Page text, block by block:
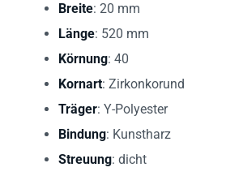
Breite: 20 mm
Länge: 520 mm
Körnung: 40
Kornart: Zirkonkorund
Träger: Y-Polyester
Bindung: Kunstharz
Streuung: dicht